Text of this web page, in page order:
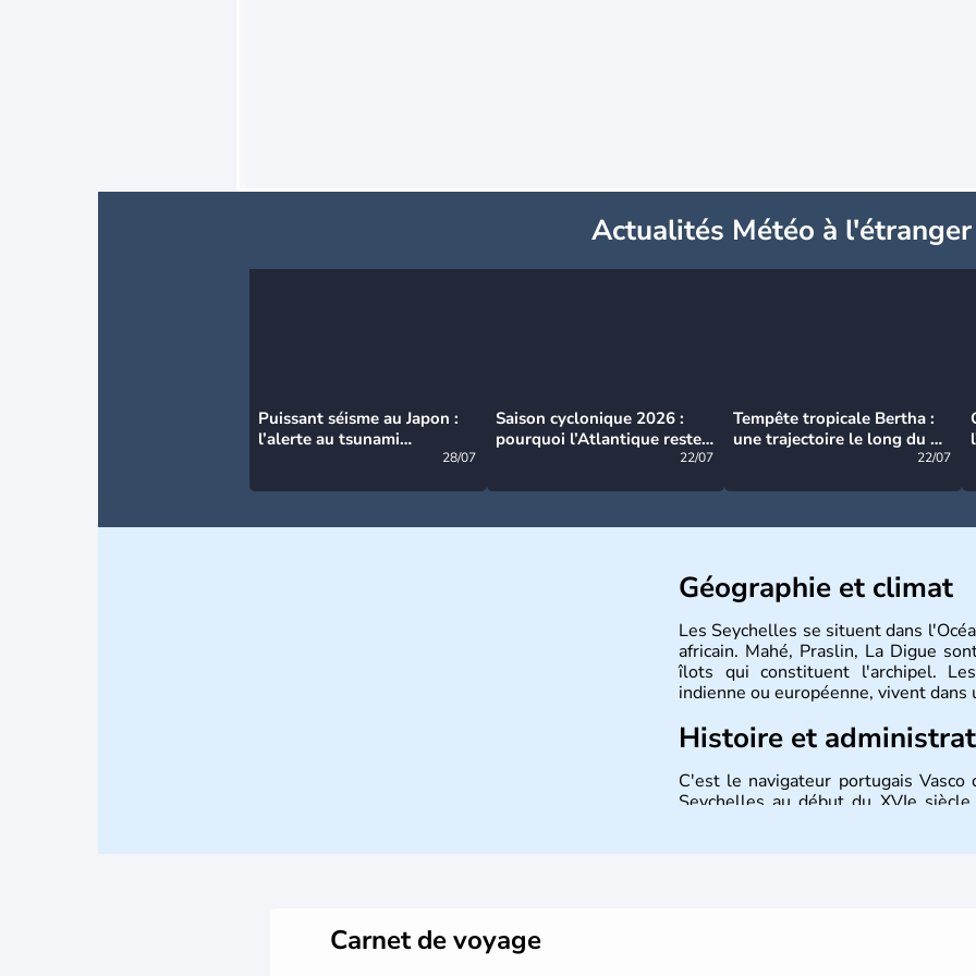
Actualités Météo à l'étranger
Puissant séisme au Japon :
l’alerte au tsunami
28/07
Saison cyclonique 2026 :
pourquoi l’Atlantique reste
22/07
Tempête tropicale Bertha :
une trajectoire le long du du
22/07
Géographie et climat
Les Seychelles se situent dans
africain. Mahé, Praslin, La Digue
îlots qui constituent l'archipel.
indienne ou européenne, vivent
Histoire et
C'est le navigateur portugais
Seychelles au début du XVIe
Carnet de voyage